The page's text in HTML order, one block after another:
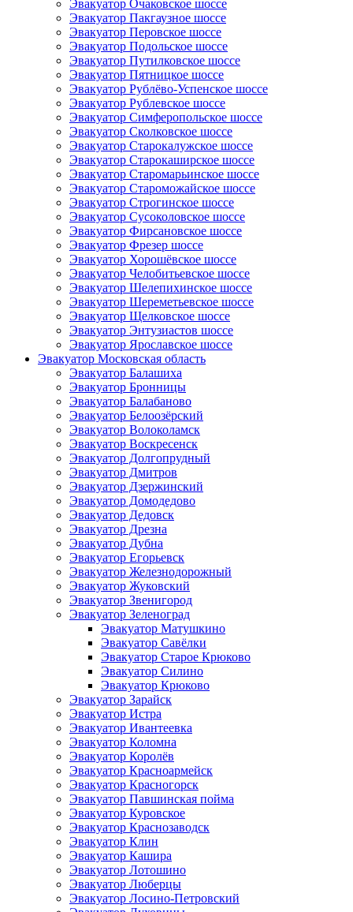
Эвакуатор Очаковское шоссе
Эвакуатор Пакгаузное шоссе
Эвакуатор Перовское шоссе
Эвакуатор Подольское шоссе
Эвакуатор Путилковское шоссе
Эвакуатор Пятницкое шоссе
Эвакуатор Рублёво-Успенское шоссе
Эвакуатор Рублевское шоссе
Эвакуатор Симферопольское шоссе
Эвакуатор Сколковское шоссе
Эвакуатор Старокалужское шоссе
Эвакуатор Старокаширское шоссе
Эвакуатор Старомарьинское шоссе
Эвакуатор Староможайское шоссе
Эвакуатор Строгинское шоссе
Эвакуатор Сусоколовское шоссе
Эвакуатор Фирсановское шоссе
Эвакуатор Фрезер шоссе
Эвакуатор Хорошёвское шоссе
Эвакуатор Челобитьевское шоссе
Эвакуатор Шелепихинское шоссе
Эвакуатор Шереметьевское шоссе
Эвакуатор Щелковское шоссе
Эвакуатор Энтузиастов шоссе
Эвакуатор Ярославское шоссе
Эвакуатор Московская область
Эвакуатор Балашиха
Эвакуатор Бронницы
Эвакуатор Балабаново
Эвакуатор Белоозёрский
Эвакуатор Волоколамск
Эвакуатор Воскресенск
Эвакуатор Долгопрудный
Эвакуатор Дмитров
Эвакуатор Дзержинский
Эвакуатор Домодедово
Эвакуатор Дедовск
Эвакуатор Дрезна
Эвакуатор Дубна
Эвакуатор Егорьевск
Эвакуатор Железнодорожный
Эвакуатор Жуковский
Эвакуатор Звенигород
Эвакуатор Зеленоград
Эвакуатор Матушкино
Эвакуатор Савёлки
Эвакуатор Старое Крюково
Эвакуатор Силино
Эвакуатор Крюково
Эвакуатор Зарайск
Эвакуатор Истра
Эвакуатор Ивантеевка
Эвакуатор Коломна
Эвакуатор Королёв
Эвакуатор Красноармейск
Эвакуатор Красногорск
Эвакуатор Павшинская пойма
Эвакуатор Куровское
Эвакуатор Краснозаводск
Эвакуатор Клин
Эвакуатор Кашира
Эвакуатор Лотошино
Эвакуатор Люберцы
Эвакуатор Лосино-Петровский